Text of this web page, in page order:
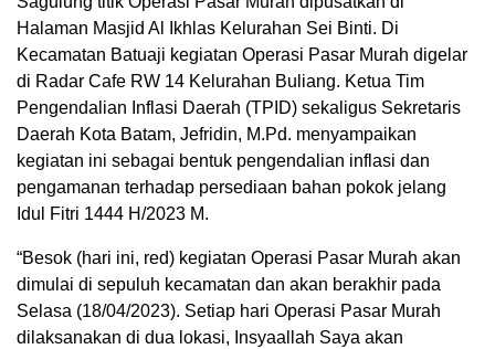
Halaman Masjid Al Ikhlas Kelurahan Sei Binti. Di
Kecamatan Batuaji kegiatan Operasi Pasar Murah digelar
di Radar Cafe RW 14 Kelurahan Buliang. Ketua Tim
Pengendalian Inflasi Daerah (TPID) sekaligus Sekretaris
Daerah Kota Batam, Jefridin, M.Pd. menyampaikan
kegiatan ini sebagai bentuk pengendalian inflasi dan
pengamanan terhadap persediaan bahan pokok jelang
Idul Fitri 1444 H/2023 M.
“Besok (hari ini, red) kegiatan Operasi Pasar Murah akan
dimulai di sepuluh kecamatan dan akan berakhir pada
Selasa (18/04/2023). Setiap hari Operasi Pasar Murah
dilaksanakan di dua lokasi, Insyaallah Saya akan